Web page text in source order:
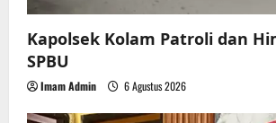
Kapolsek Kolam Patroli dan
SPBU
Imam Admin 6 Agustus 2026